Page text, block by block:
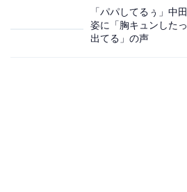
「パパしてるぅ」中
姿に「胸キュンした
出てる」の声